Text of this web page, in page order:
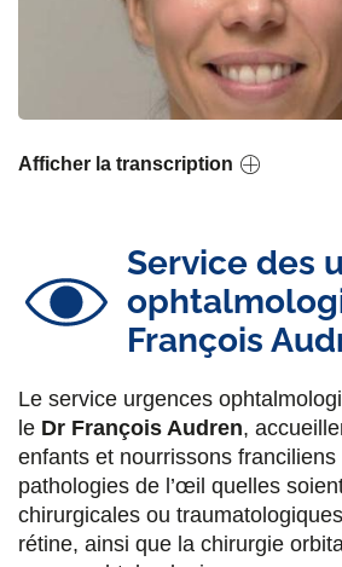
Afficher la transcription
Service des
François
Le service urgences
le Dr François Audren,
enfants et nourrissons
pathologies de l’œil quelles
chirurgicales ou
rétine, ainsi que la chirurgie